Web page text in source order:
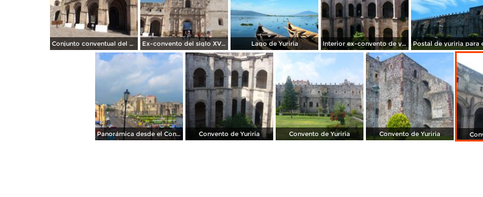
Conjunto conventual del siglo XVI en Yuriria, Gto. Noviembre/2012 Ex-convento del siglo XVI en Yuriria, Gto. Noviembre/2012 Lago de Yuriria Interior ex-convento de yuriria
Panorámica desde el Convento de Yuriria Convento de Yuriria Convento de Yuriria Convento de Yuriria